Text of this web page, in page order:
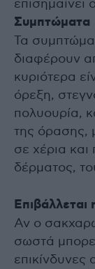
επισημαίνει
Συμπτώματα
Τα
διαφέρουν
κυριότερα
όρεξη,
πολυουρία,
της όρασης,
σε χέρια
δέρματος,
Αν ο
σωστά
επικίνδυνες